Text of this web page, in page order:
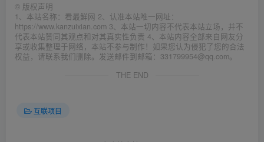
© 版权声明
1、本站名称：看最鲜网 2、认准本站唯一网址：
https://www.kanzuixian.com 3、本站一切内容不代表本站立场，并不
代表本站赞同其观点和对其真实性负责 4、本站内容全部来自网友分
享或收集整理于网络，本站不参与制作！如果您认为侵犯了您的合法
权益，请联系我们删除。发送邮件到邮箱：331799954@qq.com。
THE END
互联项目